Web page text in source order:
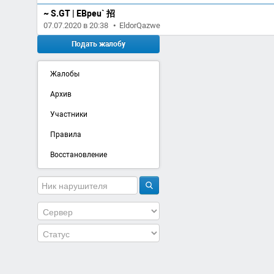
~ S.GT | EBpeu` 招
07.07.2020 в 20:38 • EldorQazwe
Подать жалобу
Жалобы
Архив
Участники
Правила
Восстановление